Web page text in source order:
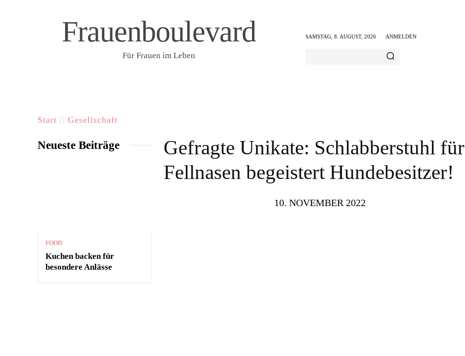
Frauenboulevard
Für Frauen im Leben
SAMSTAG, 8. AUGUST, 2026 ANMELDEN
Start Gesellschaft
Neueste Beiträge
FOOD
Kuchen backen für
besondere Anlässe
Gefragte Unikate: Schlabberstuhl für
Fellnasen begeistert Hundebesitzer!
10. NOVEMBER 2022